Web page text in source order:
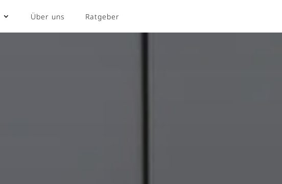
Über uns Ratgeber